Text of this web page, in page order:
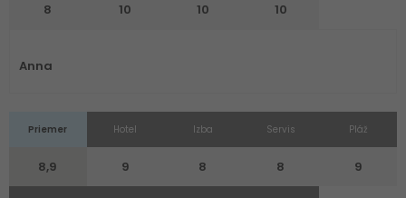
8 10 10 10
Anna
Priemer
8,9
Hotel
9
Izba
8
Servis
8
Pláž
9